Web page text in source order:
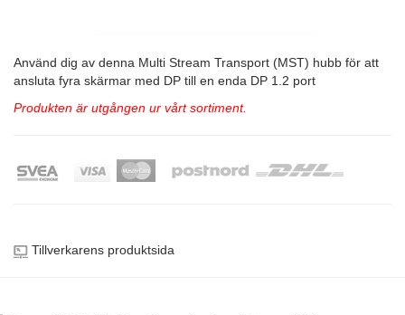
Använd dig av denna Multi Stream Transport (MST) hubb för att
ansluta fyra skärmar med DP till en enda DP 1.2 port
Produkten är utgången ur vårt sortiment.
Tillverkarens produktsida